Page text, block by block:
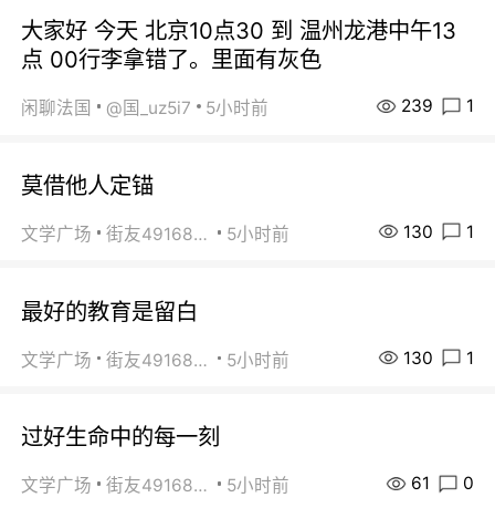
大家好 今天 北京10点30 到 温州龙港中午13
点 00行李拿错了。里面有灰色
闲聊法国 @国_uz5i7 5小时前 239 1
莫借他人定锚
文学广场 街友49168527 5小时前 130 1
最好的教育是留白
文学广场 街友49168527 5小时前 130 1
过好生命中的每一刻
文学广场 街友49168527 5小时前 61 0